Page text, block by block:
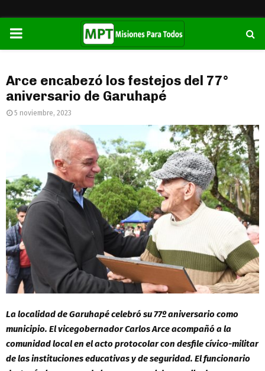
PRIMARY
Arce encabezó los festejos del 77°
aniversario de Garuhapé
5 noviembre, 2023
La localidad de Garuhapé celebró su 77º aniversario como
municipio. El vicegobernador Carlos Arce acompañó a la
comunidad local en el acto protocolar con desfile cívico-militar
de las instituciones educativas y de seguridad. El funcionario